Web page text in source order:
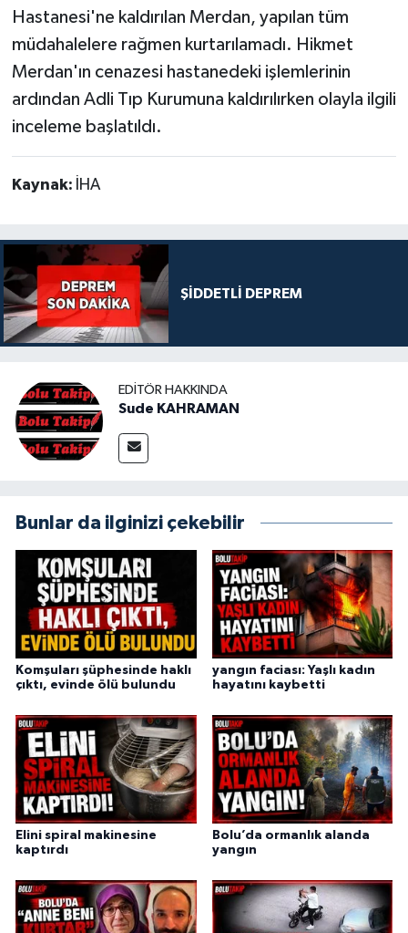
Hastanesi'ne kaldırılan Merdan, yapılan tüm
müdahalelere rağmen kurtarılamadı. Hikmet
Merdan'ın cenazesi hastanedeki işlemlerinin
ardından Adli Tıp Kurumuna kaldırılırken olayla ilgili
inceleme başlatıldı.
Kaynak: İHA
ŞİDDETLİ DEPREM
EDITÖR HAKKINDA
Sude KAHRAMAN
Bunlar da ilginizi çekebilir
Komşuları şüphesinde haklı
çıktı, evinde ölü bulundu
yangın faciası: Yaşlı kadın
hayatını kaybetti
Elini spiral makinesine
kaptırdı
Bolu’da ormanlık alanda
yangın